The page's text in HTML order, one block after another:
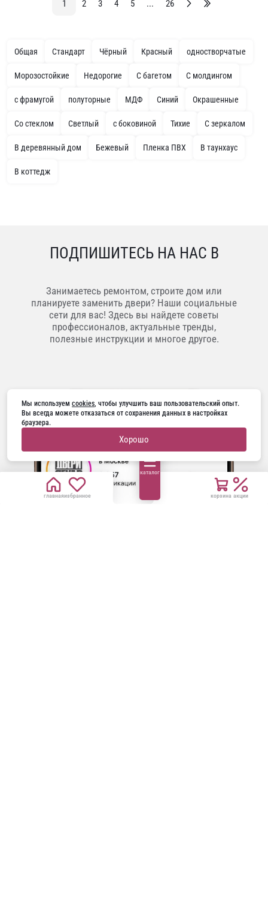
главнаяизбранное
каталог
корзина акции
1 2 3 4 5 ... 26
Общая Стандарт Чёрный Красный одностворчатые
Морозостойкие Недорогие С багетом С молдингом
с фрамугой полуторные МДФ Синий Окрашенные
Со стеклом Светлый с боковиной Тихие С зеркалом
В деревянный дом Бежевый Пленка ПВХ В таунхаус
В коттедж
ПОДПИШИТЕСЬ НА НАС В
Занимаетесь ремонтом, строите дом или
планируете заменить двери? Наши социальные
сети для вас! Здесь вы найдете советы
профессионалов, актуальные тренды,
полезные инструкции и многое другое.
Мы используем cookies, чтобы улучшить ваш пользовательский опыт.
Вы всегда можете отказаться от сохранения данных в настройках
браузера.
Хорошо